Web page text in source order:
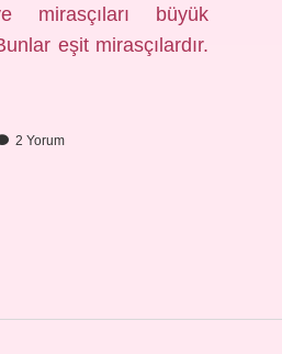
mirasçıları büyük
eşit mirasçılardır.
2 Yorum